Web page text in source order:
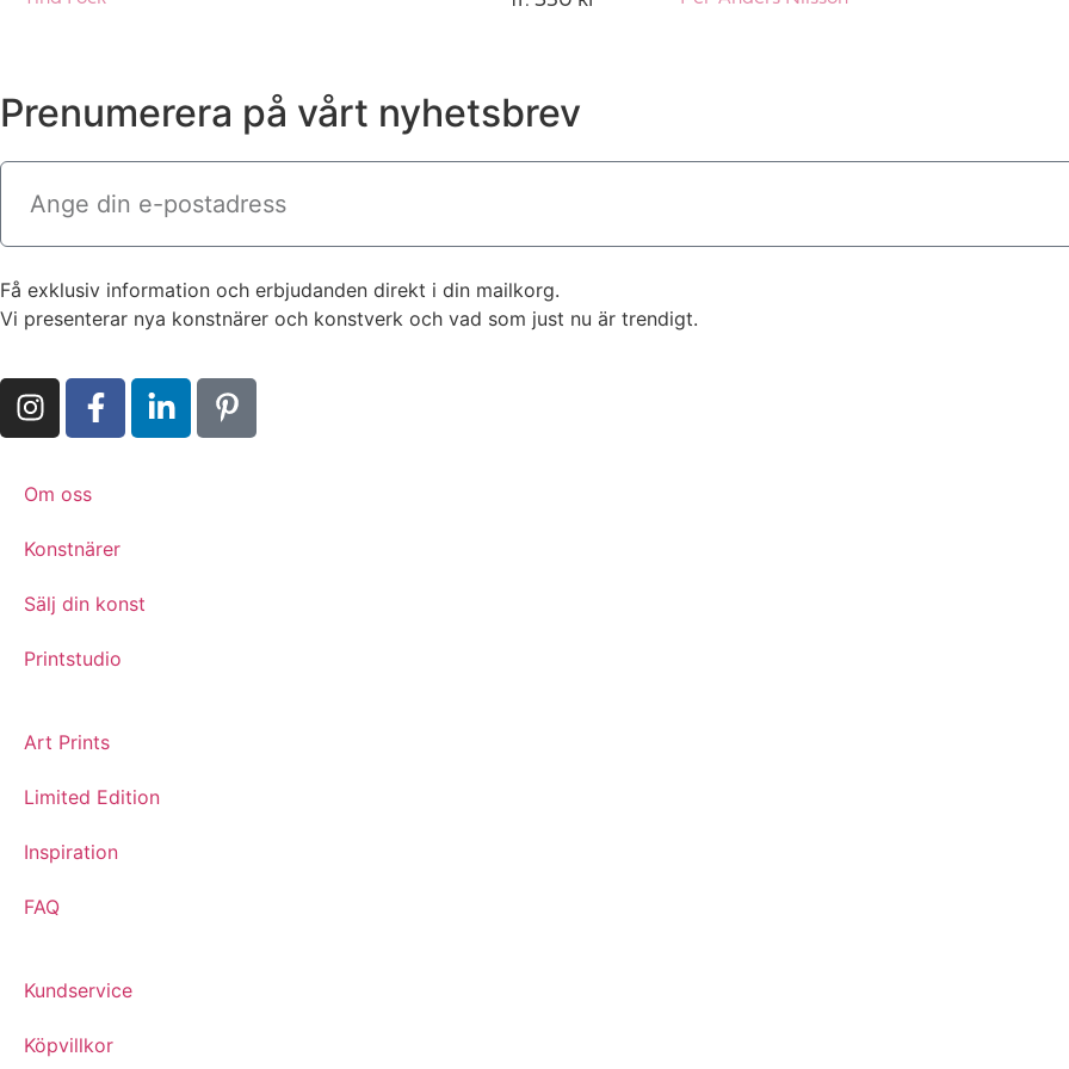
Prenumerera på vårt nyhetsbrev
Få exklusiv information och erbjudanden direkt i din mailkorg.
Vi presenterar nya konstnärer och konstverk och vad som just nu är trendigt.
Om oss
Konstnärer
Sälj din konst
Printstudio
Art Prints
Limited Edition
Inspiration
FAQ
Kundservice
Köpvillkor